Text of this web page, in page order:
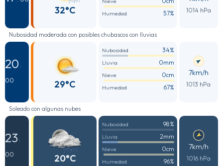
32°C Humedad 57% 1014 hPa
Nubosidad moderada con posibles chubascos con lluvias
20 :
00
29°C
Nubosidad 34%
Lluvia 0mm
Nieve 0cm
Humedad 67%
7km/h
1013 hPa
Soleado con algunas nubes
23 :
00
20°C
Nubosidad 98%
Lluvia 2mm
Nieve 0cm
Humedad 96%
7km/h
1016 hPa